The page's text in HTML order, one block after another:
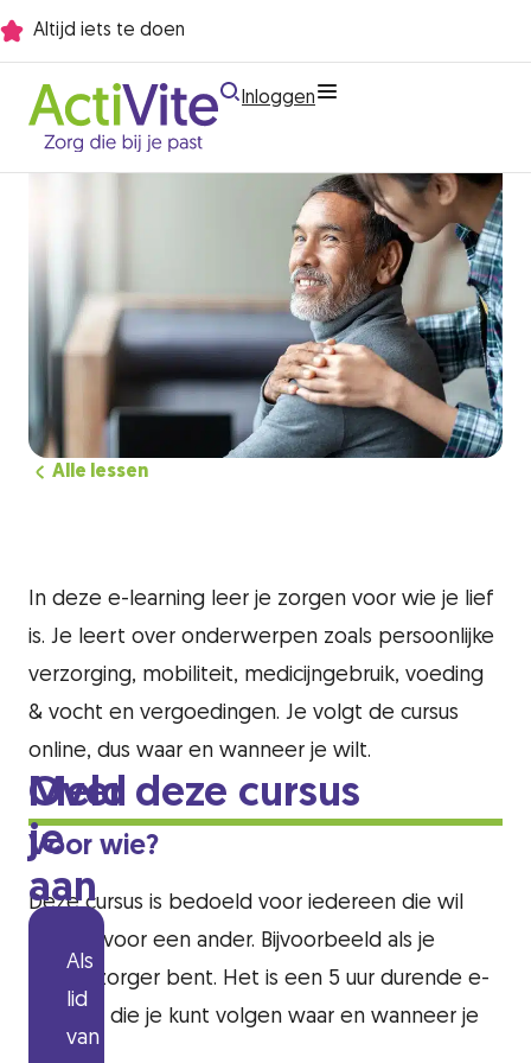
Altijd iets te doen
Inloggen
Alle lessen
In deze e-learning leer je zorgen voor wie je lief
is. Je leert over onderwerpen zoals persoonlijke
verzorging, mobiliteit, medicijngebruik, voeding
& vocht en vergoedingen. Je volgt de cursus
online, dus waar en wanneer je wilt.
Over deze cursus
Voor wie?
Deze cursus is bedoeld voor iedereen die wil
zorgen voor een ander. Bijvoorbeeld als je
mantelzorger bent. Het is een 5 uur durende e-
learning die je kunt volgen waar en wanneer je
Meld
je
aan
Als
lid
van